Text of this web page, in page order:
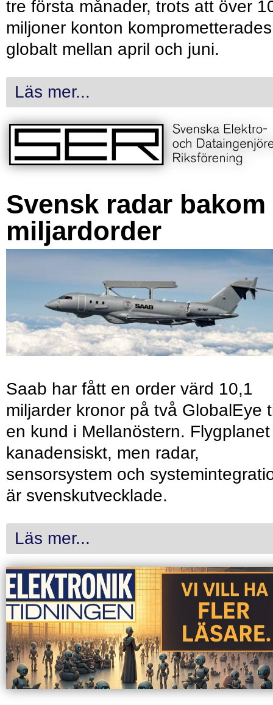
tre första månader, trots att över
miljoner konton komprometterades
globalt mellan april och juni.
Läs mer...
Svensk radar bakom
miljardorder
Saab har fått en order värd 10,1
miljarder kronor på två GlobalEye
en kund i Mellanöstern.
kanadensiskt, men radar,
sensorsystem och
är svenskutvecklade.
Läs mer...